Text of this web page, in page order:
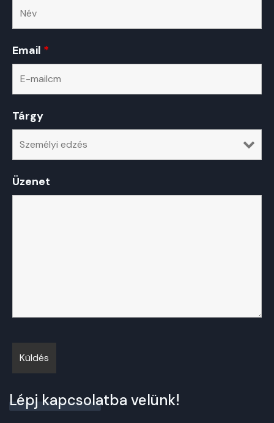
Email *
Tárgy
Üzenet
Lépj kapcsolatba velünk!